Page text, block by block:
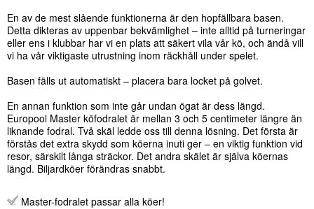
En av de mest slående funktionerna är den hopfällbara basen.
Detta dikteras av uppenbar bekvämlighet – inte alltid på turneringar
eller ens i klubbar har vi en plats att säkert vila vår kö, och ändå vill
vi ha vår viktigaste utrustning inom räckhåll under spelet.
Basen fälls ut automatiskt – placera bara locket på golvet.
En annan funktion som inte går undan ögat är dess längd.
Europool Master köfodralet är mellan 3 och 5 centimeter längre än
liknande fodral. Två skäl ledde oss till denna lösning. Det första är
förstås det extra skydd som köerna inuti ger – en viktig funktion vid
resor, särskilt långa sträckor. Det andra skälet är själva köernas
längd. Biljardköer förändras snabbt.
Master-fodralet passar alla köer!